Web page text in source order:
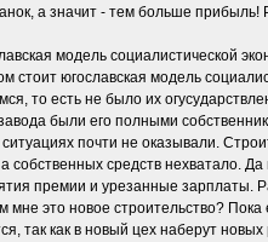
а значит - тем больше прибыль!
модель социалистической
стоит югославская модель
то есть не было их
были его полными
почти не оказывали.
собственных средств нехватало.
премии и урезанные зарплаты.
мне это новое строительство?
так как в новый цех наберут